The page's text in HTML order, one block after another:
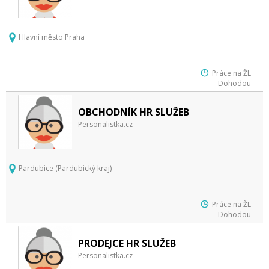
Hlavní město Praha
Práce na ŽL
Dohodou
OBCHODNÍK HR SLUŽEB
Personalistka.cz
Pardubice (Pardubický kraj)
Práce na ŽL
Dohodou
PRODEJCE HR SLUŽEB
Personalistka.cz